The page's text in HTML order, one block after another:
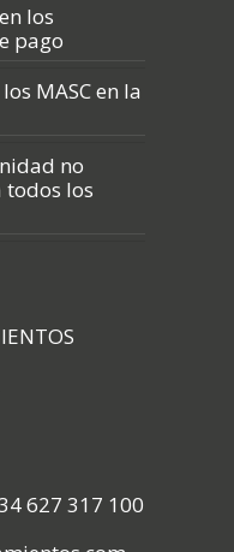
los
pago
MASC en la
no
los
627 317 100